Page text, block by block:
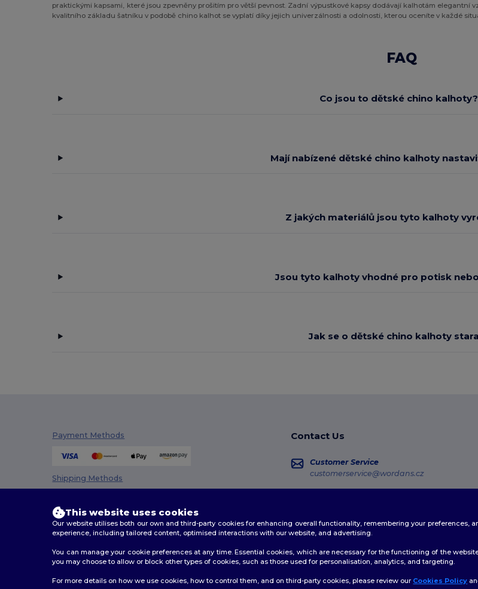
praktickými kapsami, které jsou zpevněny prošitím pro větší pevnost. Zadní výpustkové kapsy dodávají kalhotám
kvalitního základu šatníku v podobě chino kalhot se vyplatí díky jejich univerzálnosti a odolnosti, kterou oceníte v každé
FAQ
Co jsou to dětské chino kalhoty?
Mají nabízené dětské chino kalhoty
Z jakých materiálů jsou tyto kalhoty
Jsou tyto kalhoty vhodné pro potisk
Jak se o dětské chino kalhoty
Payment Methods
Shipping Methods
Contact Us
Customer Service
customerservice@wordans.cz
Order Tracking
2026. All Rights Reserved
This website uses cookies
Our website utilises both our own and third-party cookies for enhancing overall functionality, remembering your preferences,
experience, including tailored content, optimised interactions with our website, and advertising.
You can manage your cookie preferences at any time. Essential cookies, which are necessary for the functioning of the
you may choose to allow or block other types of cookies, such as those used for personalisation, analytics, and targeting.
For more details on how we use cookies, how to control them, and on third-party cookies, please review our Cookies Policy